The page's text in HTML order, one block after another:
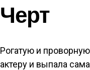
Черт
Рогатую и
актеру и выпала